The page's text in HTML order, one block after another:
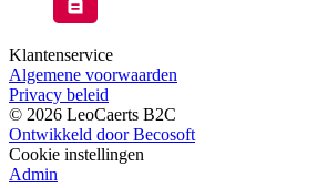
Klantenservice
Algemene voorwaarden
Privacy beleid
© 2026 LeoCaerts B2C
Ontwikkeld door Becosoft
Cookie instellingen
Admin